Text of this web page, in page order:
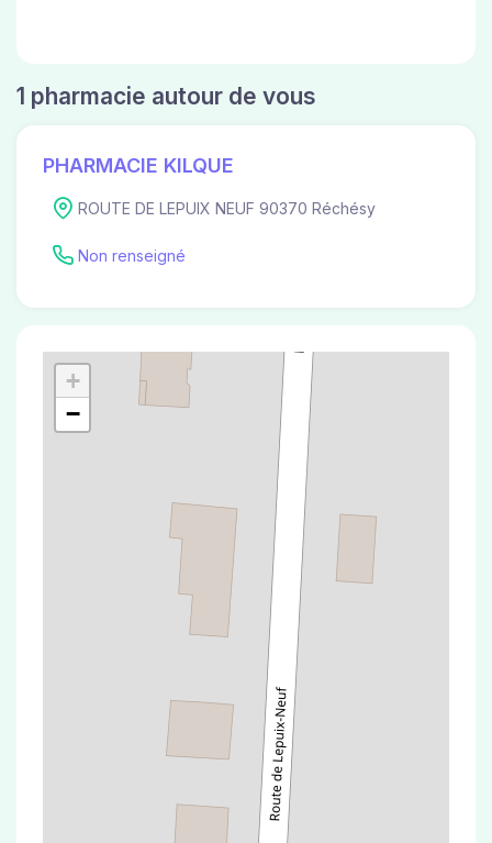
1 pharmacie autour de vous
PHARMACIE KILQUE
ROUTE DE LEPUIX NEUF 90370 Réchésy
Non renseigné
+
−